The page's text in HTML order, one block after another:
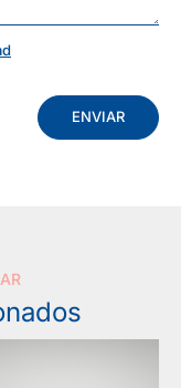
ENVIAR